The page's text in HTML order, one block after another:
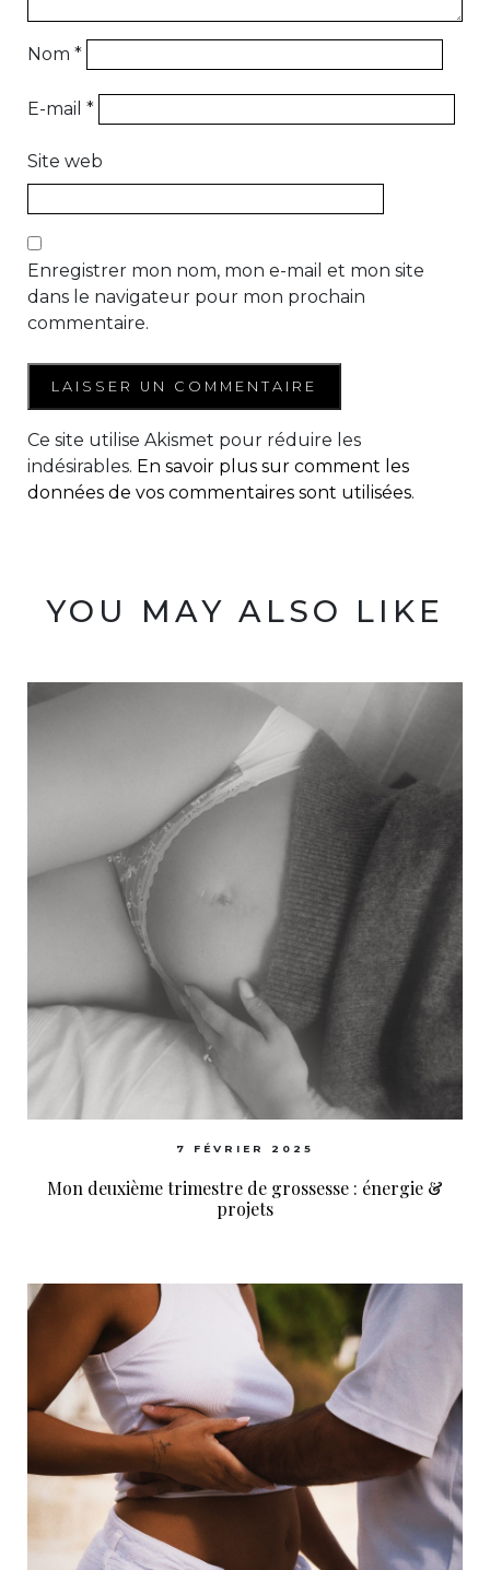
Nom *
E-mail *
Site web
Enregistrer mon nom, mon e-mail et mon site
dans le navigateur pour mon prochain
commentaire.
Ce site utilise Akismet pour réduire les
indésirables. En savoir plus sur comment les
données de vos commentaires sont utilisées.
YOU MAY ALSO LIKE
7 FÉVRIER 2025
Mon deuxième trimestre de grossesse : énergie &
projets